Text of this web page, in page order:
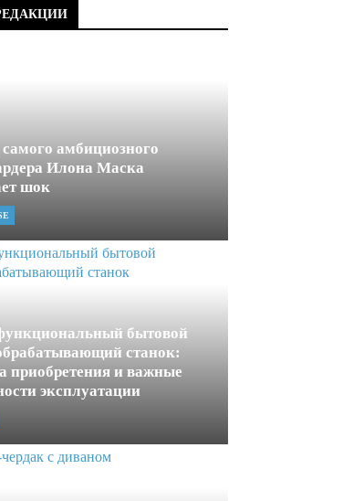
амбициозного
Илона Маска
шок
бытовой
станок:
приобретения и важные
эксплуатации